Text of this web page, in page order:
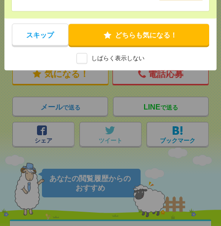
スキップ どちらも気になる！
しばらく表示しない
応募ページへ
気になる！ 電話応募
メールで送る LINEで送る
シェア ツイート ブックマーク
あなたの閲覧履歴からの
おすすめ